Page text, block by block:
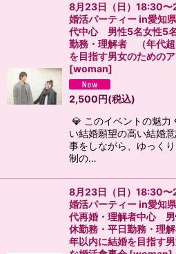
8月23日（日）18:30
婚活パーティー in愛知
代中心 男性5名女性5
勤務・理解者 （年代超
を目指す男女のための
[woman]
2,500円(税込)
💎 このイベントの魅力
い結婚願望の高い結婚
事をしながら、ゆっく
制の…
8月23日（日）18:30
婚活パーティー in愛知
代再婚・理解者中心
休勤務・平日勤務・理
年以内に結婚を目指す